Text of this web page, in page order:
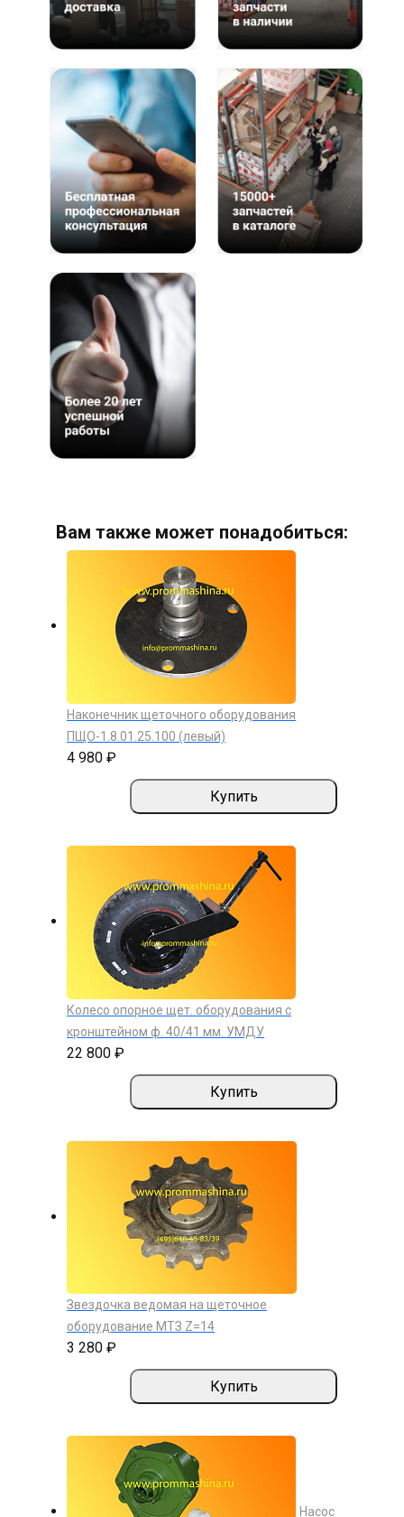
Вам также может понадобиться:
Наконечник щеточного оборудования
ПЩО-1.8.01.25.100 (левый)
4 980 ₽
Купить
Колесо опорное щет. оборудования с
кронштейном ф. 40/41 мм. УМДУ
22 800 ₽
Купить
Звездочка ведомая на щеточное
оборудование МТЗ Z=14
3 280 ₽
Купить
Насос